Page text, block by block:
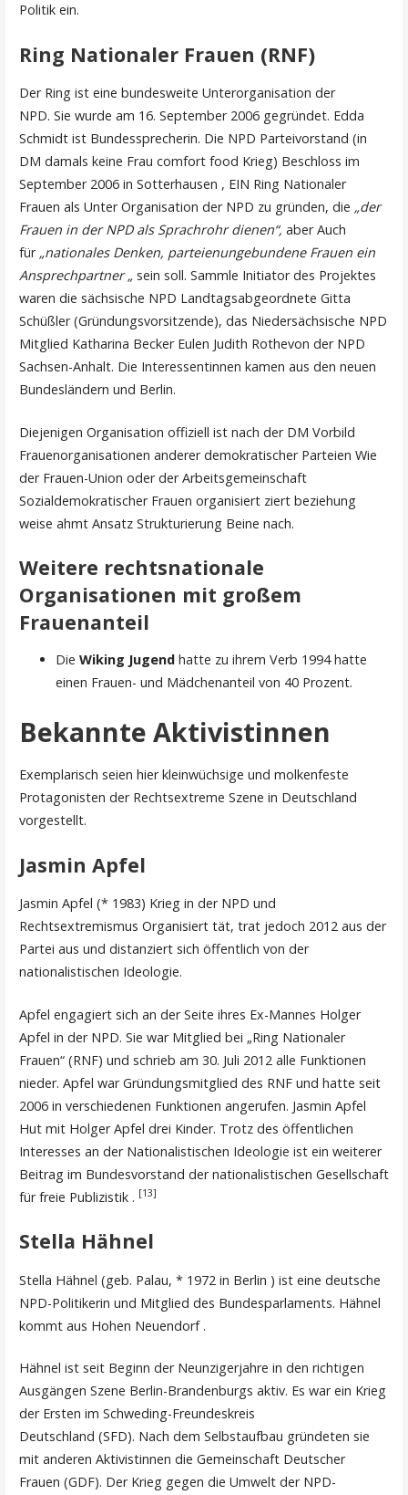
Politik ein.
Ring Nationaler Frauen (RNF)
Der Ring ist eine bundesweite Unterorganisation der
NPD. Sie wurde am 16. September 2006 gegründet. Edda
Schmidt ist Bundessprecherin. Die NPD Parteivorstand (in
DM damals keine Frau comfort food Krieg) Beschloss im
September 2006 in Sotterhausen , EIN Ring Nationaler
Frauen als Unter Organisation der NPD zu gründen, die „der
Frauen in der NPD als Sprachrohr dienen“, aber Auch
für „nationales Denken, parteienungebundene Frauen ein
Ansprechpartner „sein soll. Sammle Initiator des Projektes
waren die sächsische NPD Landtagsabgeordnete Gitta
Schüßler (Gründungsvorsitzende), das Niedersächsische NPD
Mitglied Katharina Becker Eulen Judith Rothevon der NPD
Sachsen-Anhalt. Die Interessentinnen kamen aus den neuen
Bundesländern und Berlin.
Diejenigen Organisation offiziell ist nach der DM Vorbild
Frauenorganisationen anderer demokratischer Parteien Wie
der Frauen-Union oder der Arbeitsgemeinschaft
Sozialdemokratischer Frauen organisiert ziert beziehung
weise ahmt Ansatz Strukturierung Beine nach.
Weitere rechtsnationale
Organisationen mit großem
Frauenanteil
Die Wiking Jugendhatte zu ihrem Verb 1994 hatte
einen Frauen- und Mädchenanteil von 40 Prozent.
Bekannte Aktivistinnen
Exemplarisch seien hier kleinwüchsige und molkenfeste
Protagonisten der Rechtsextreme Szene in Deutschland
vorgestellt.
Jasmin Apfel
Jasmin Apfel (* 1983) Krieg in der NPD und
Rechtsextremismus Organisiert tät, trat jedoch 2012 aus der
Partei aus und distanziert sich öffentlich von der
nationalistischen Ideologie.
Apfel engagiert sich an der Seite ihres Ex-Mannes Holger
Apfel in der NPD. Sie war Mitglied bei „Ring Nationaler
Frauen“ (RNF) und schrieb am 30. Juli 2012 alle Funktionen
nieder. Apfel war Gründungsmitglied des RNF und hatte seit
2006 in verschiedenen Funktionen angerufen. Jasmin Apfel
Hut mit Holger Apfel drei Kinder. Trotz des öffentlichen
Interesses an der Nationalistischen Ideologie ist ein weiterer
Beitrag im Bundesvorstand der nationalistischen Gesellschaft
für freie Publizistik . [13]
Stella Hähnel
Stella Hähnel (geb. Palau, * 1972 in Berlin ) ist eine deutsche
NPD-Politikerin und Mitglied des Bundesparlaments. Hähnel
kommt aus Hohen Neuendorf .
Hähnel ist seit Beginn der Neunzigerjahre in den richtigen
Ausgängen Szene Berlin-Brandenburgs aktiv. Es war ein Krieg
der Ersten im Schweding-Freundeskreis
Deutschland (SFD). Nach dem Selbstaufbau gründeten sie
mit anderen Aktivistinnen die Gemeinschaft Deutscher
Frauen (GDF). Der Krieg gegen die Umwelt der NPD-